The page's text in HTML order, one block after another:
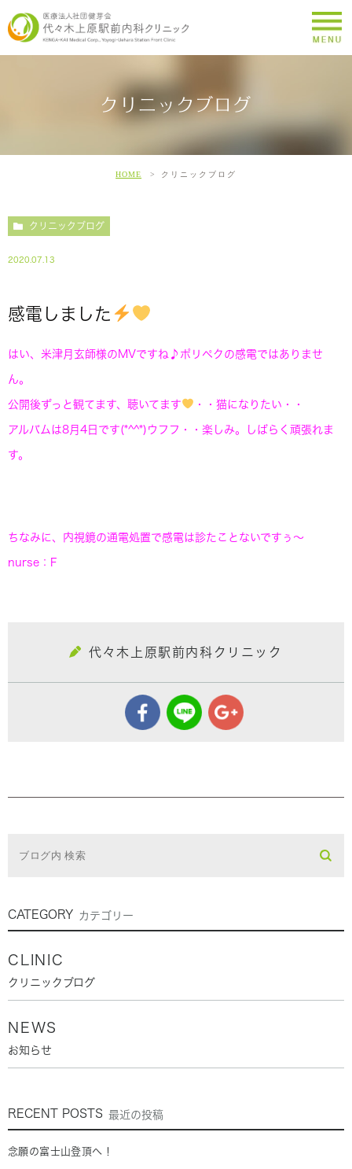
クリニックブログ
HOME クリニックブログ
クリニックブログ
2020.07.13
感電しました
はい、米津月玄師様のMVですね♪ポリペクの感電ではありませ
ん。
公開後ずっと観てます、聴いてます ・・猫になりたい・・
アルバムは8月4日です(*^^*)ウフフ・・楽しみ。しばらく頑張れま
す。
ちなみに、内視鏡の通電処置で感電は診たことないですぅ〜
nurse：F
代々木上原駅前内科クリニック
CATEGORY カテゴリー
CLINIC
クリニックブログ
NEWS
お知らせ
RECENT POSTS 最近の投稿
念願の富士山登頂へ！